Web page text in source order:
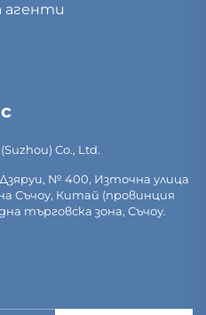
агенти
Co., Ltd.
№ 400, Източна улица
Съчоу, Китай (провинция
търговска зона, Съчоу.